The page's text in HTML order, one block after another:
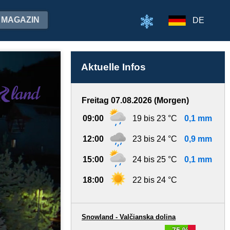
MAGAZIN DE
Aktuelle Infos
Freitag 07.08.2026 (Morgen)
09:00 19 bis 23 °C 0,1 mm
12:00 23 bis 24 °C 0,9 mm
15:00 24 bis 25 °C 0,1 mm
18:00 22 bis 24 °C
Snowland - Valčianska dolina